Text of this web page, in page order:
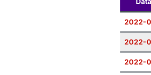
2022-
2022-
2022-